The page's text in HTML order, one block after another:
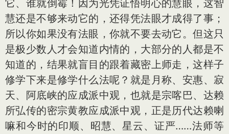
它、谁就倒霉！因为光凭证悟明心的慧眼，这智
慧还是不够来动它的，还得凭法眼才成得了事；
所以你如果没有法眼，你就不要去动它。但这只
是极少数人才会知道内情的，大部分的人都是不
知道的，结果就盲目的跟着藏密上师走，这样子
修学下来是修学什么法呢？就是月称、安惠、寂
天、阿底峡的应成派中观，也就是宗喀巴、达赖
所弘传的密宗黄教应成派中观，正是历代达赖喇
嘛和今时的印顺、昭慧、星云、证严……法师等